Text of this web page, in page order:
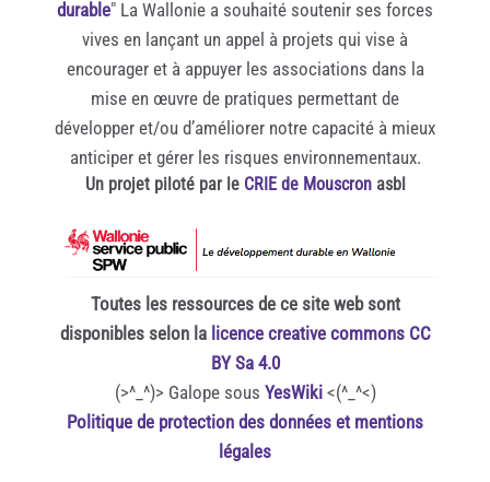
durable" La Wallonie a souhaité soutenir ses forces
vives en lançant un appel à projets qui vise à
encourager et à appuyer les associations dans la
mise en œuvre de pratiques permettant de
développer et/ou d’améliorer notre capacité à mieux
anticiper et gérer les risques environnementaux.
Un projet piloté par le CRIE de Mouscronasbl
Toutes les ressources de ce site web sont
disponibles selon la licence creative commons CC
BY Sa 4.0
(>^_^)> Galope sous YesWiki<(^_^<)
Politique de protection des données et mentions
légales